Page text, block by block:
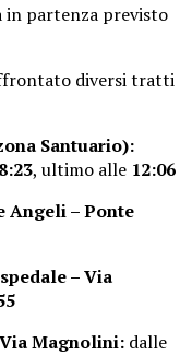
in partenza previsto
diversi tratti
Santuario):
, ultimo alle 12:06
Angeli – Ponte
– Via
Magnolini: dalle